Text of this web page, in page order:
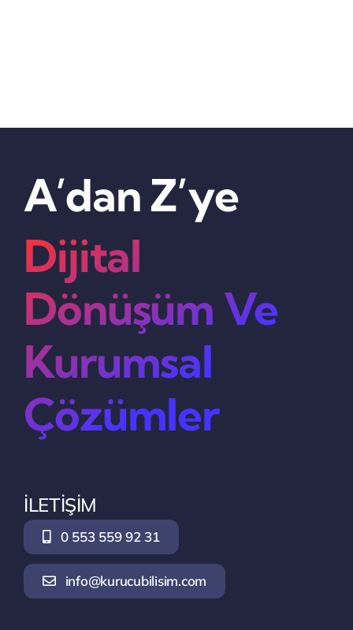
A’dan Z’ye
Dijital
Dönüşüm Ve
Kurumsal
Çözümler
İLETİŞİM
0 553 559 92 31
info@kurucubilisim.com